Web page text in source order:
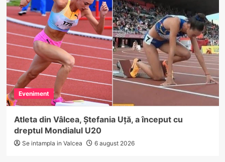
Eveniment
Atleta din Vâlcea, Ștefania Uță, a început cu
dreptul Mondialul U20
Se intampla in Valcea 6 august 2026